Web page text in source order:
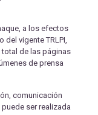
a los efectos
del vigente TRLPI,
de las páginas
de prensa
comunicación
ser realizada